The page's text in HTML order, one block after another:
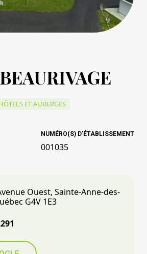
ET AUBERGES
NUMÉRO(S) D'ÉTABLISSEMENT
001035
Ouest, Sainte-Anne-des-
G4V 1E3